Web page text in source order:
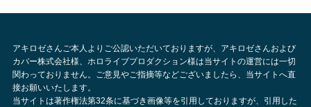
アキロゼさんご本人よりご公認いただいておりますが、アキロゼさんおよび
カバー株式会社様、ホロライブプロダクション様は当サイトの運営には一切
関わっておりません。ご意見やご指摘等などございましたら、当サイトへ直
接お願いいたします。
当サイトは著作権法第32条に基づき画像等を引用しておりますが、引用した